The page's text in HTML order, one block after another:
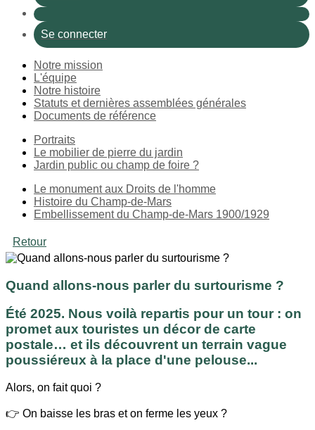
Se connecter
Notre mission
L'équipe
Notre histoire
Statuts et dernières assemblées générales
Documents de référence
Portraits
Le mobilier de pierre du jardin
Jardin public ou champ de foire ?
Le monument aux Droits de l'homme
Histoire du Champ-de-Mars
Embellissement du Champ-de-Mars 1900/1929
Retour
Quand allons-nous parler du surtourisme ?
Été 2025. Nous voilà repartis pour un tour : on
promet aux touristes un décor de carte
postale… et ils découvrent un terrain vague
poussiéreux à la place d'une pelouse...
Alors, on fait quoi ?
👉 On baisse les bras et on ferme les yeux ?